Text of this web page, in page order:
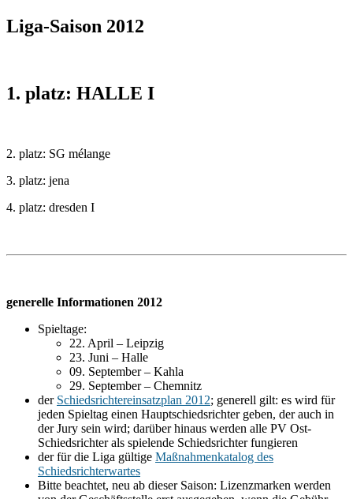
Liga-Saison 2012
1. platz: HALLE I
2. platz: SG mélange
3. platz: jena
4. platz: dresden I
generelle Informationen 2012
Spieltage:
22. April – Leipzig
23. Juni – Halle
09. September – Kahla
29. September – Chemnitz
der Schiedsrichtereinsatzplan 2012; generell gilt: es wird für
jeden Spieltag einen Hauptschiedsrichter geben, der auch in
der Jury sein wird; darüber hinaus werden alle PV Ost-
Schiedsrichter als spielende Schiedsrichter fungieren
der für die Liga gültige Maßnahmenkatalog des
Schiedsrichterwartes
Bitte beachtet, neu ab dieser Saison: Lizenzmarken werden